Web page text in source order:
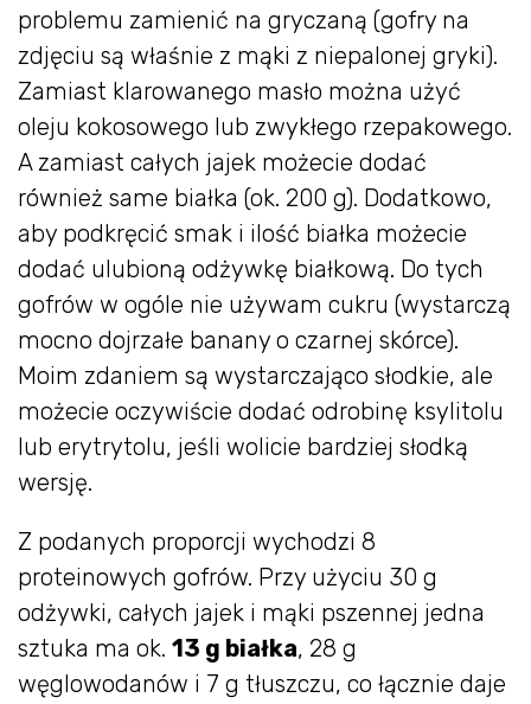
problemu zamienić na gryczaną (gofry na
zdjęciu są właśnie z mąki z niepalonej gryki).
Zamiast klarowanego masło można użyć
oleju kokosowego lub zwykłego rzepakowego.
A zamiast całych jajek możecie dodać
również same białka (ok. 200 g). Dodatkowo,
aby podkręcić smak i ilość białka możecie
dodać ulubioną odżywkę białkową. Do tych
gofrów w ogóle nie używam cukru (wystarczą
mocno dojrzałe banany o czarnej skórce).
Moim zdaniem są wystarczająco słodkie, ale
możecie oczywiście dodać odrobinę ksylitolu
lub erytrytolu, jeśli wolicie bardziej słodką
wersję.
Z podanych proporcji wychodzi 8
proteinowych gofrów. Przy użyciu 30 g
odżywki, całych jajek i mąki pszennej jedna
sztuka ma ok. 13 g białka, 28 g
węglowodanów i 7 g tłuszczu, co łącznie daje